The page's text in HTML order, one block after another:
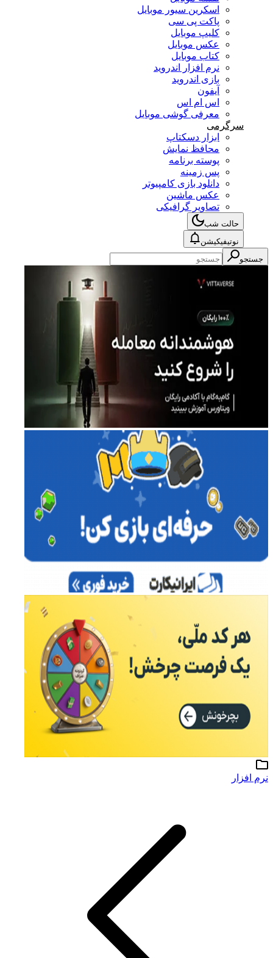
اسکرین سیور موبایل
پاکت پی سی
کلیپ موبایل
عکس موبایل
کتاب موبایل
نرم افزار اندروید
بازی اندروید
آیفون
اس ام اس
معرفی گوشی موبایل
سرگرمی
ابزار دسکتاپ
محافظ نمایش
پوسته برنامه
پس زمینه
دانلود بازی کامپیوتر
عکس ماشین
تصاویر گرافیکی
حالت شب
نوتیفیکیشن
جستجو
نرم افزار